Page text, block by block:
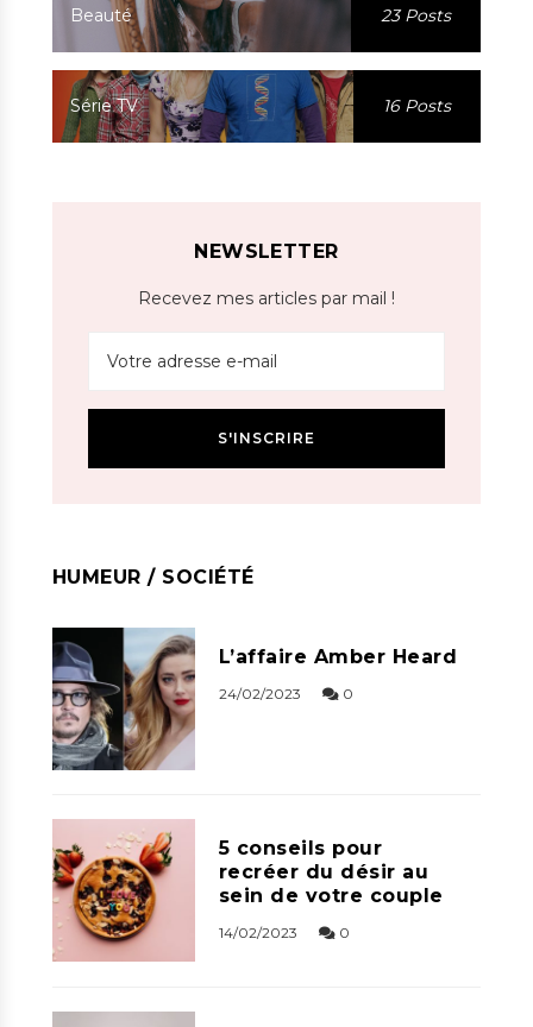
Beauté 23 Posts
Série TV 16 Posts
NEWSLETTER
Recevez mes articles par mail !
HUMEUR / SOCIÉTÉ
L’affaire Amber Heard
24/02/2023 0
5 conseils pour
recréer du désir au
sein de votre couple
14/02/2023 0